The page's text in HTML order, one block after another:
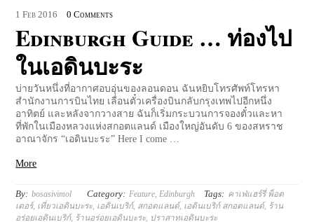
1 Feb 2016 0 Comments
Edinburgh Guide … ท่องไป
ในเอดินบะระ
บ่ายวันหนึ่งที่อากาศอบอุ่นของลอนดอน ฉันหยิบโทรศัพท์โทรหา
สำนักงานการบินไทย เลื่อนตั๋วเครื่องบินกลับกรุงเทพไปอีกหนึ่ง
อาทิตย์ และหลังจากวางสาย ฉันก็เริ่มกระบวนการจองตั๋วและหา
ที่พักในเมืองหลวงแห่งสกอตแลนด์ เมืองใหญ่อันดับ 6 ของสหราช
อาณาจักร “เอดินบะระ” Here I come …
More
By: bosasivimol Category: Feature Edinburgh Tags: คาเฟ่แฮร์รี่ พ็อต
เตอร์, เที่ยวเอดินบะระ, เอดินเบริก์, สกอตแลนด์, เอดินเบริก์ สกอตแลนด์, ร้าน
อร่อยเอดินเบริก์, ร้านอร่อยเอดินบะระ, ปราสาทเอดินบะระ